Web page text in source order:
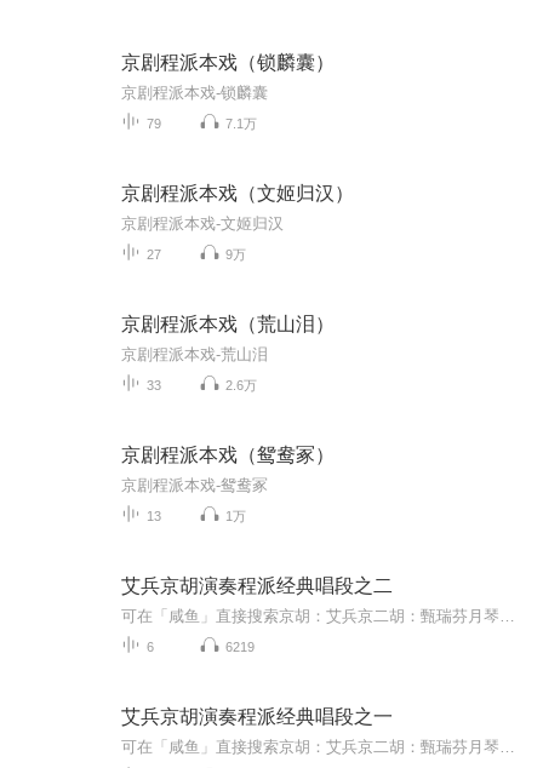
京剧程派本戏（锁麟囊）
京剧程派本戏-锁麟囊
79 7.1万
京剧程派本戏（文姬归汉）
京剧程派本戏-文姬归汉
27 9万
京剧程派本戏（荒山泪）
京剧程派本戏-荒山泪
33 2.6万
京剧程派本戏（鸳鸯冢）
京剧程派本戏-鸳鸯冢
13 1万
艾兵京胡演奏程派经典唱段之二
6 6219
艾兵京胡演奏程派经典唱段之一